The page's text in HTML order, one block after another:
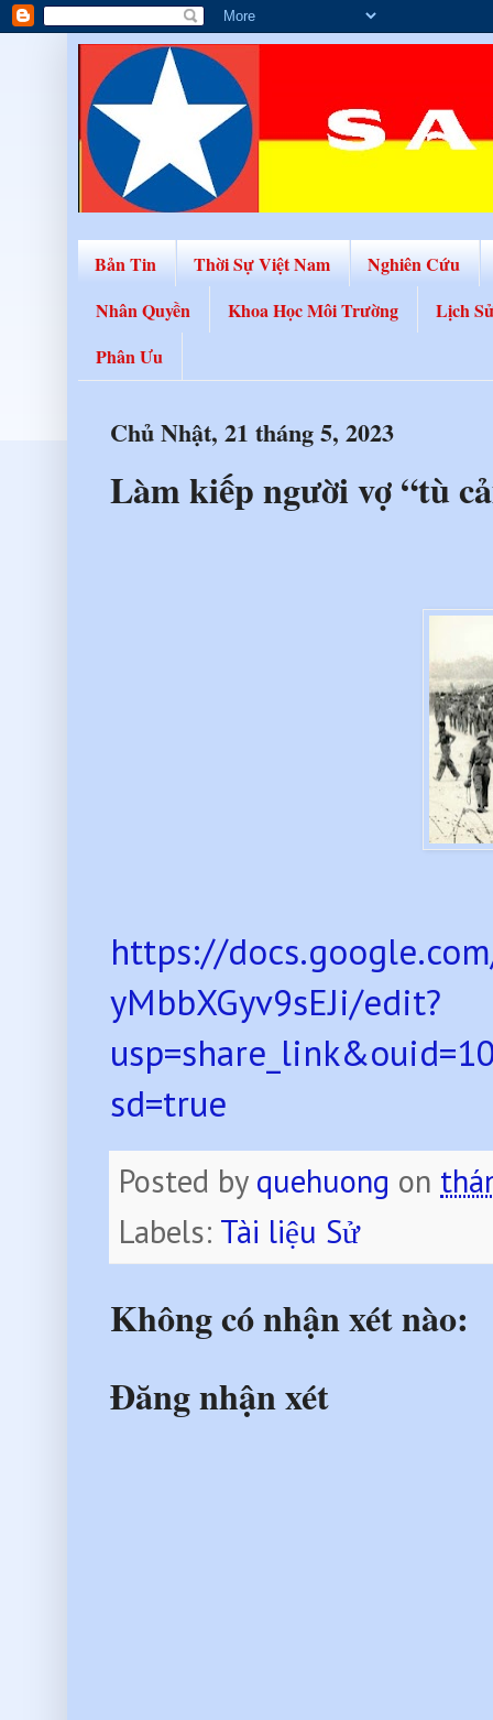
Bản Tin Thời Sự Việt Nam
Nghiên Cứu
Nhân Quyền
Khoa Học Môi Trường
Lịch
Phân Ưu
Chủ Nhật, 21 tháng 5, 2023
Làm kiếp người vợ “tù
https://
yMbbXGyv9sEJi/edit?
sd=true
Posted by quehuong on
Labels: Tài liệu Sử
Không có nhận xét nào:
Đăng nhận xét